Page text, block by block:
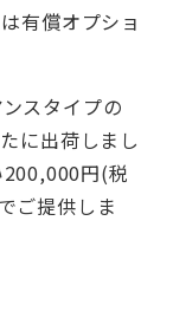
有償オプショ
スタイプの
に出荷しまし
200,000円(税
ご提供しま